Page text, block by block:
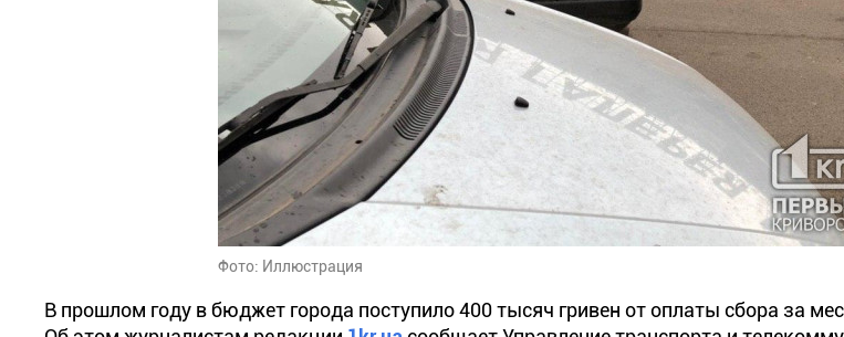
Фото: Иллюстрация
В прошлом году в бюджет города поступило 400 тысяч гривен от оплаты сбора за